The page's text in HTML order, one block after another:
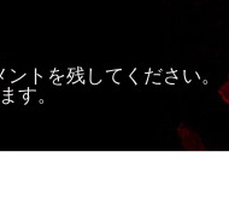
トを残してください。
す。